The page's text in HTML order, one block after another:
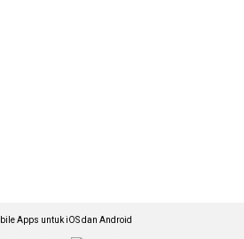
Apps untuk iOS dan Android